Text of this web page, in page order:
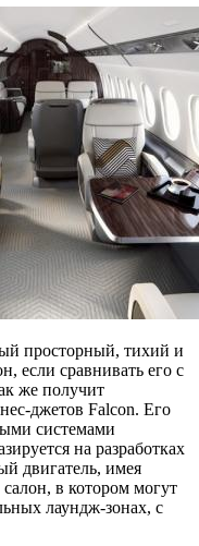
просторный, тихий и
если сравнивать его с
же получит
джетов Falcon. Его
системами
на разработках
двигатель, имея
в котором могут
лаундж-зонах, с